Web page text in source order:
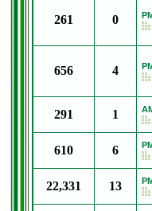
0
261
4
656
1
291
6
610
13
22,331